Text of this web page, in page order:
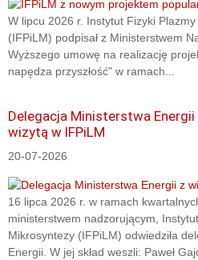
W lipcu 2026 r. Instytut Fizyki
(IFPiLM) podpisał z Ministerstwem
Wyższego umowę na realizację
napędza przyszłość" w ramach...
Delegacja Ministerstwa Energii
wizytą w IFPiLM
20-07-2026
16 lipca 2026 r. w ramach
ministerstwem nadzorującym,
Mikrosyntezy (IFPiLM) odwiedziła
Energii. W jej skład weszli: Paweł